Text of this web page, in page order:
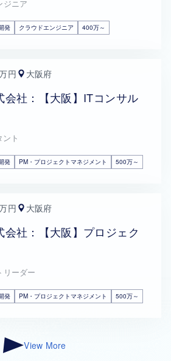
ジニア
発 クラウドエンジニア 400万～
円 大阪府
会社：【大阪】ITコンサル
ト
発 PM・プロジェクトマネジメント 500万～
円 大阪府
会社：【大阪】プロジェク
リーダー
発 PM・プロジェクトマネジメント 500万～
View More